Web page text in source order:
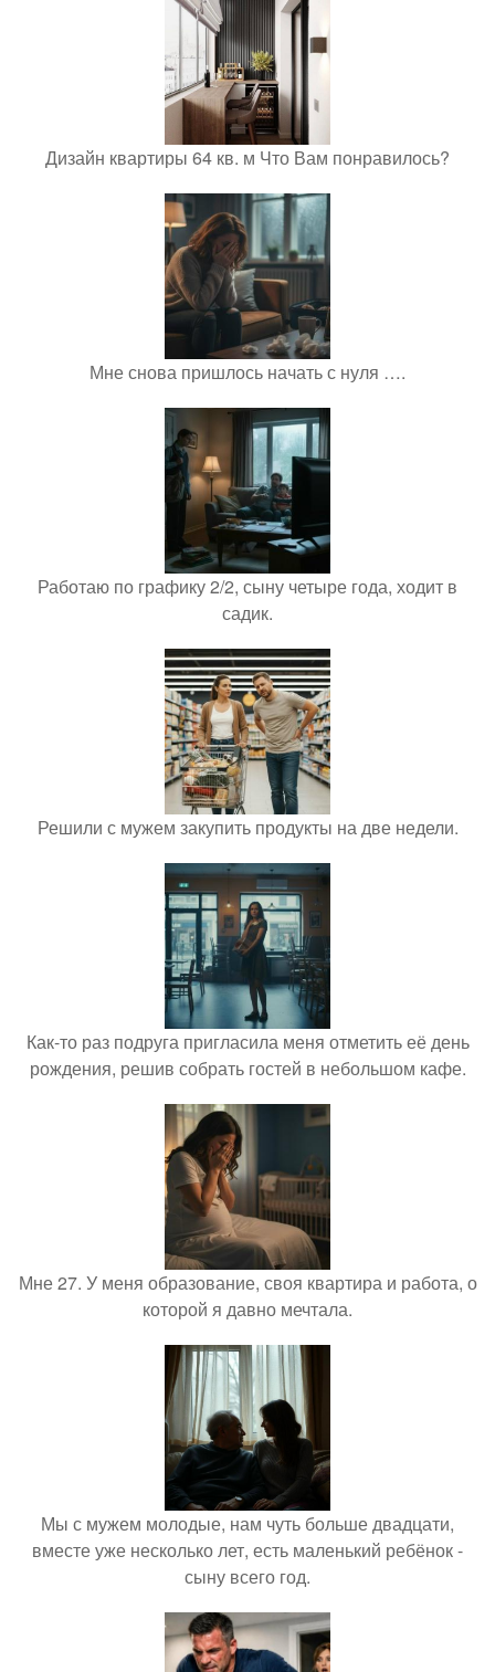
Дизайн квартиры 64 кв. м Что Вам понравилось?
Мне снова пришлось начать с нуля ….
Работаю по графику 2/2, сыну четыре года, ходит в
садик.
Решили с мужем закупить продукты на две недели.
Как-то раз подруга пригласила меня отметить её день
рождения, решив собрать гостей в небольшом кафе.
Мне 27. У меня образование, своя квартира и работа, о
которой я давно мечтала.
Мы с мужем молодые, нам чуть больше двадцати,
вместе уже несколько лет, есть маленький ребёнок -
сыну всего год.